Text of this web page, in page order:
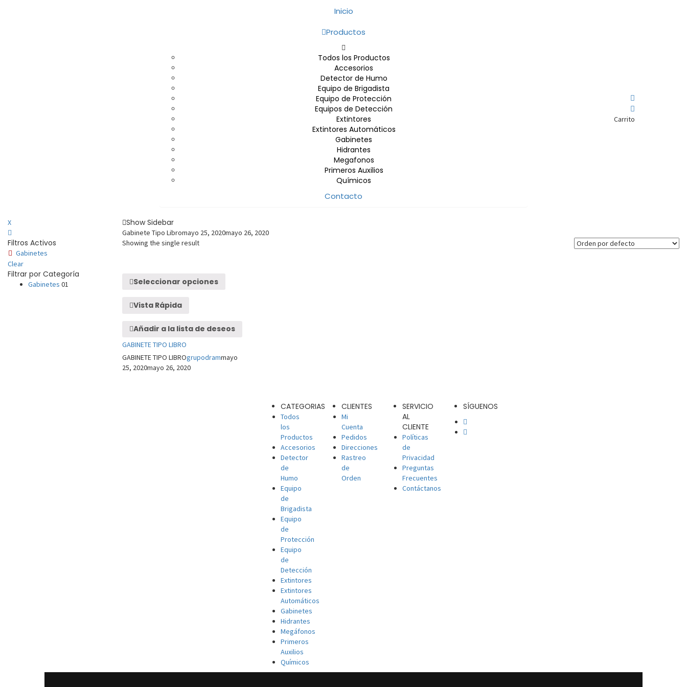
Inicio
Productos
Todos los Productos
Accesorios
Detector de Humo
Equipo de Brigadista
Equipo de Protección
Equipos de Detección
Extintores
Extintores Automáticos
Gabinetes
Hidrantes
Megafonos
Primeros Auxilios
Químicos
Contacto
Carrito
Show Sidebar
Gabinete Tipo Libromayo 25, 2020mayo 26, 2020
Showing the single result
Seleccionar opciones
Vista Rápida
Añadir a la lista de deseos
GABINETE TIPO LIBRO
GABINETE TIPO LIBROgrupodrammayo
25, 2020mayo 26, 2020
X
Filtros Activos
Gabinetes
Clear
Filtrar por Categoría
Gabinetes 01
CATEGORIAS
Todos
los
Productos
Accesorios
Detector
de
Humo
Equipo
de
Brigadista
Equipo
de
Protección
Equipo
de
Detección
Extintores
Extintores
Automáticos
Gabinetes
Hidrantes
Megáfonos
Primeros
Auxilios
Químicos
CLIENTES
Mi
Cuenta
Pedidos
Direcciones
Rastreo
de
Orden
SERVICIO
AL
CLIENTE
Políticas
de
Privacidad
Preguntas
Frecuentes
Contáctanos
SÍGUENOS